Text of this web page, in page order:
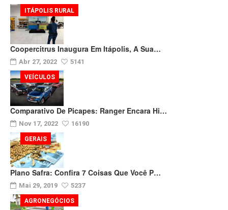
Coopercitrus Inaugura Em Itápolis, A Sua…
Abr 27, 2022 5141
ITÁPOLIS RURAL
Comparativo De Picapes: Ranger Encara Hi…
Nov 17, 2022 16190
VEÍCULOS
Plano Safra: Confira 7 Coisas Que Você P…
Mai 29, 2019 5237
GERAIS
AGRONEGÓCIOS